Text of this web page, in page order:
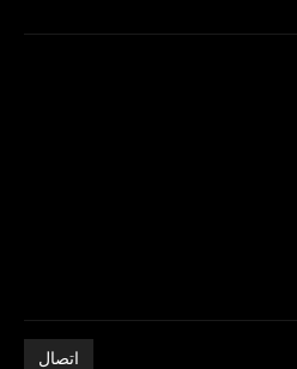
اتصال